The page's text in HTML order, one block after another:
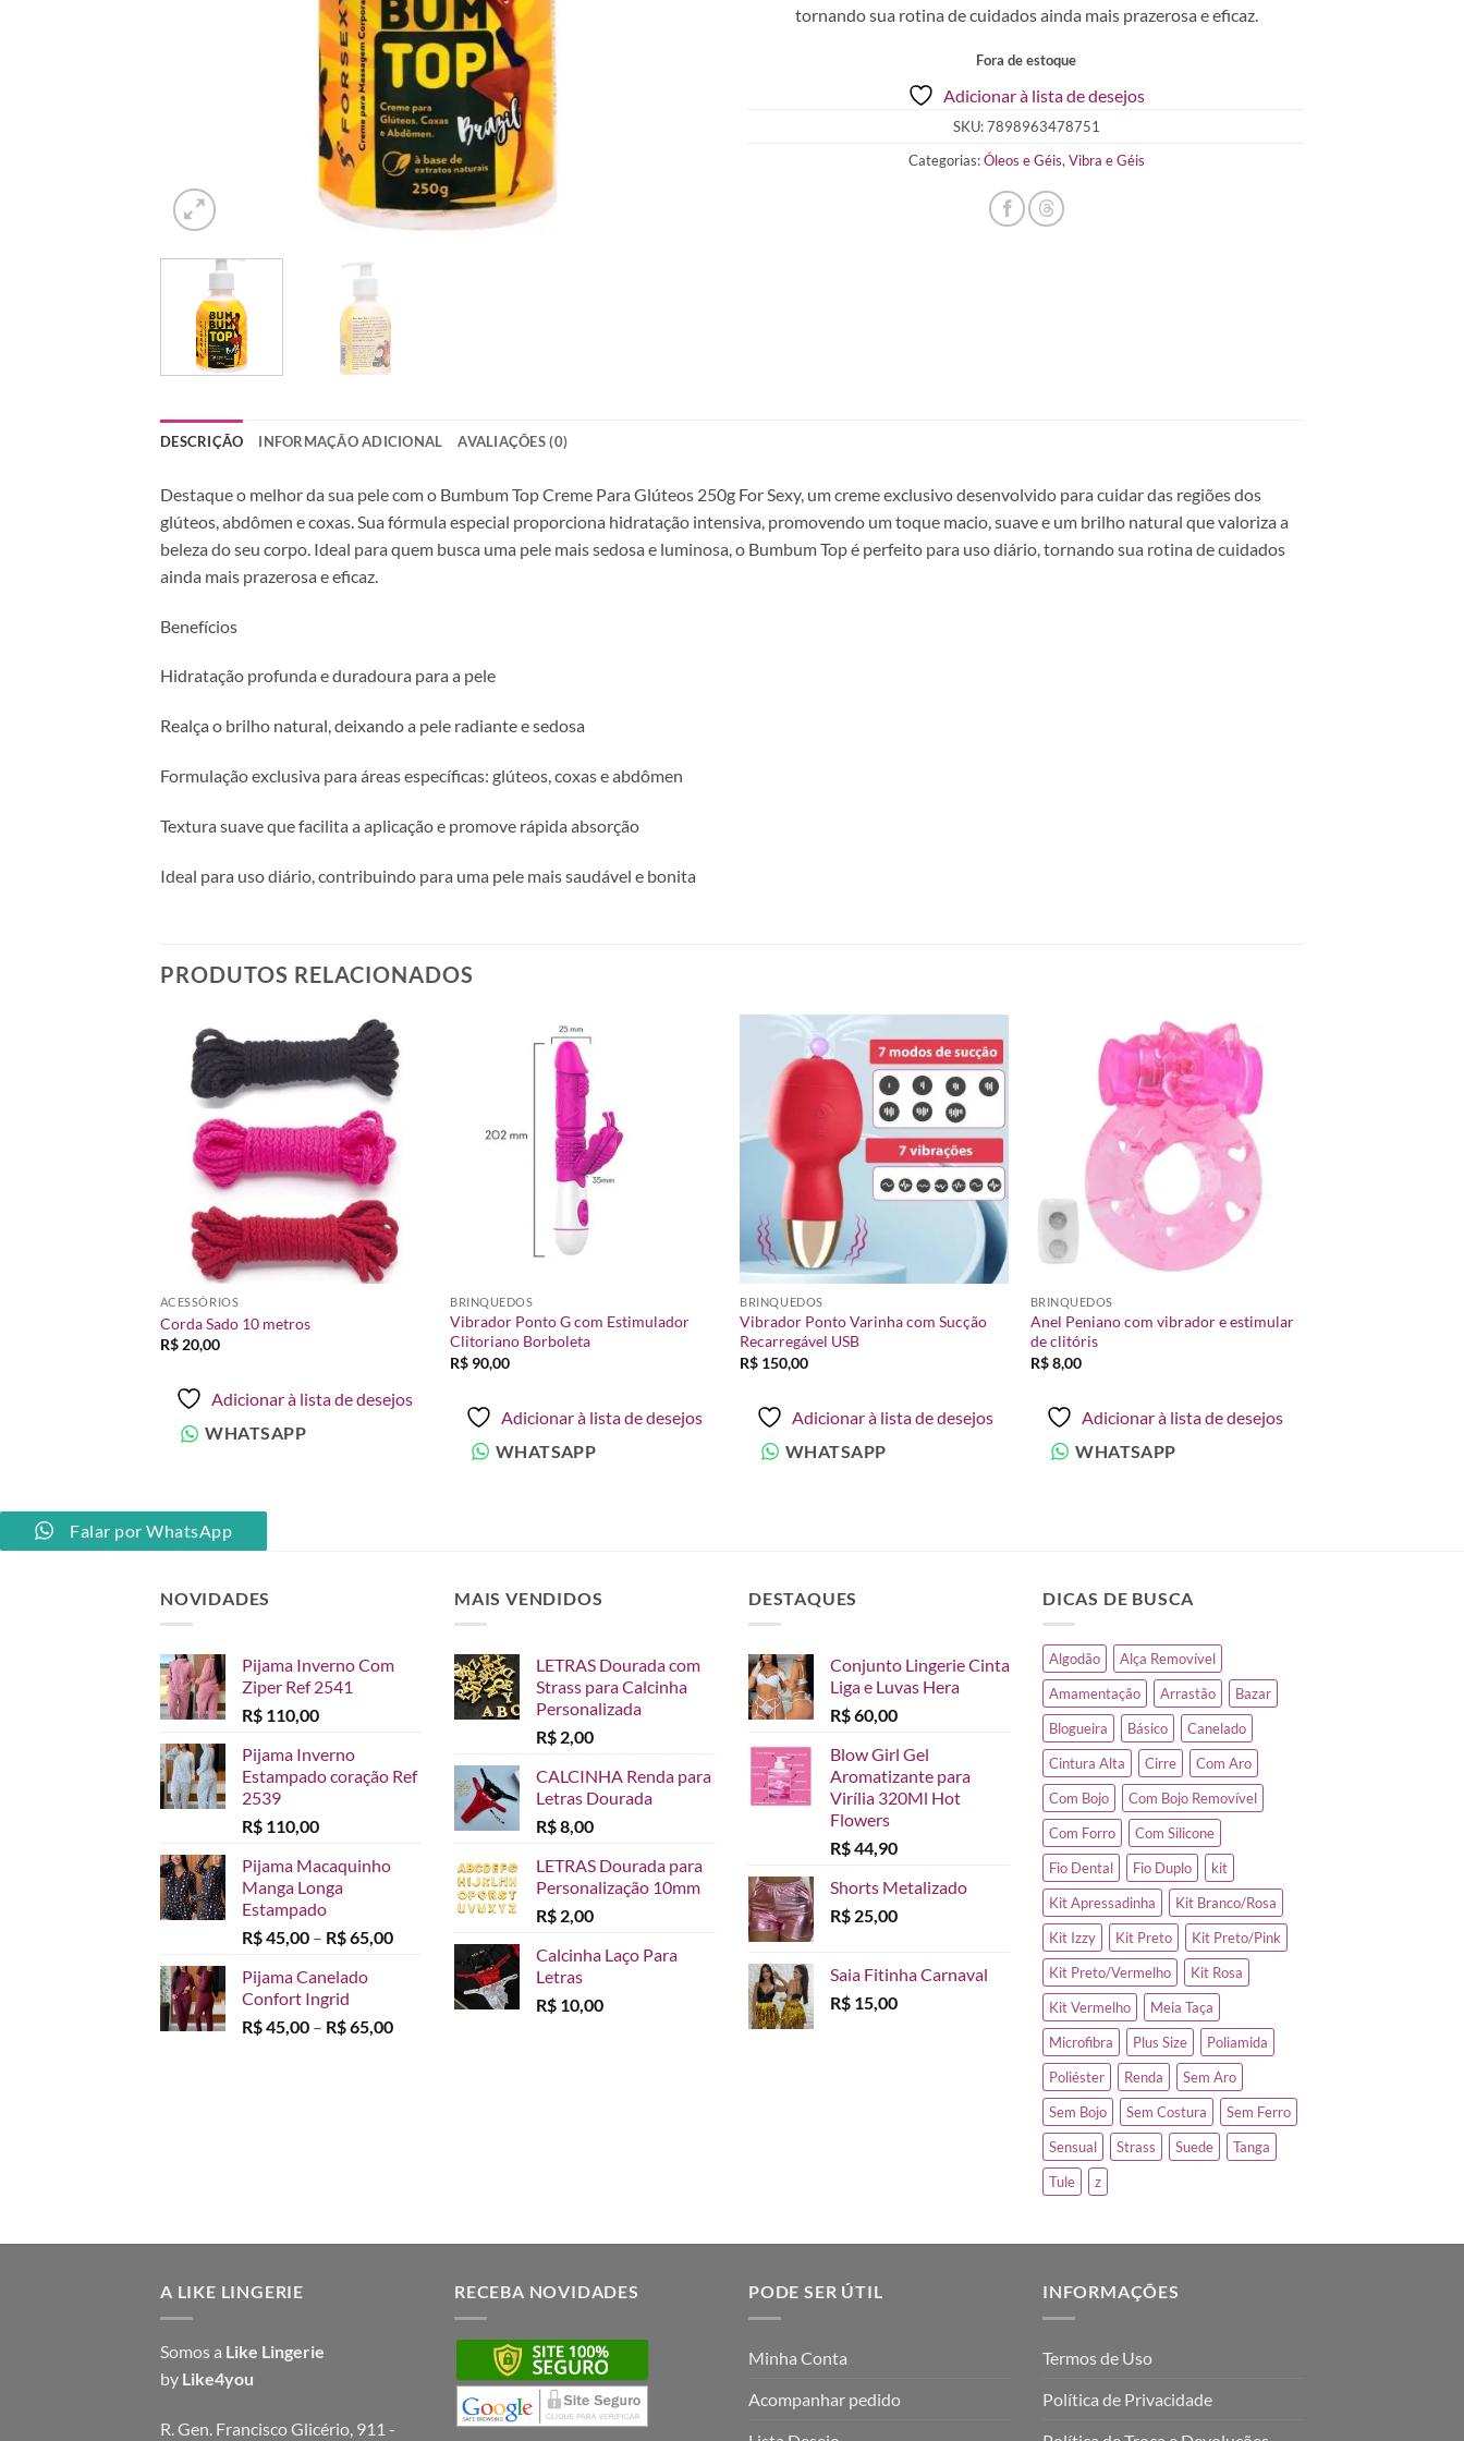
tornando sua rotina de cuidados ainda mais prazerosa e eficaz.
Fora de estoque
Adicionar à lista de desejos
SKU:7898963478751
Categorias:Óleos e Géis,Vibra e Géis
DESCRIÇÃO INFORMAÇÃO ADICIONAL AVALIAÇÕES (0)
Destaque o melhor da sua pele com o Bumbum Top Creme Para Glúteos 250g For Sexy, um creme exclusivo desenvolvido para cuidar das regiões dos
glúteos, abdômen e coxas. Sua fórmula especial proporciona hidratação intensiva, promovendo um toque macio, suave e um brilho natural que valoriza a
beleza do seu corpo. Ideal para quem busca uma pele mais sedosa e luminosa, o Bumbum Top é perfeito para uso diário, tornando sua rotina de cuidados
ainda mais prazerosa e eficaz.
Benefícios
Hidratação profunda e duradoura para a pele
Realça o brilho natural, deixando a pele radiante e sedosa
Formulação exclusiva para áreas específicas: glúteos, coxas e abdômen
Textura suave que facilita a aplicação e promove rápida absorção
Ideal para uso diário, contribuindo para uma pele mais saudável e bonita
PRODUTOS RELACIONADOS
Adicionar
à lista de
desejos
ACESSÓRIOS
Corda Sado 10 metros
R$20,00
Adicionar à lista de desejos
WHATSAPP
BRINQUEDOS
Vibrador Ponto G com Estimulador
Clitoriano Borboleta
R$ 90,00
Adicionar à lista de desejos
WHATSAPP
Adicionar
à lista de
desejos
BRINQUEDOS
Vibrador Ponto Varinha com Sucção
Recarregável USB
R$ 150,00
Adicionar à lista de desejos
WHATSAPP
à lista de
desejos
BRINQUEDOS
Anel Peniano com vibrador e estimular
de clitóris
R$8,00
Adicionar à lista de desejos
WHATSAPP
Falar por WhatsApp
NOVIDADES
Pijama Inverno Com
Ziper Ref 2541
R$ 110,00
Pijama Inverno
Estampado coração Ref
2539
R$ 110,00
Pijama Macaquinho
Manga Longa
Estampado
R$45,00 – R$65,00Faixa
R$ 45,00
através
Pijama Canelado
Confort Ingrid
R$45,00 – R$65,00Faixa
MAIS VENDIDOS
LETRAS Dourada com
Strass para Calcinha
Personalizada
R$ 2,00
CALCINHA Renda para
Letras Dourada
R$8,00
LETRAS Dourada para
Personalização 10mm
R$ 2,00
Calcinha Laço Para
Letras
R$ 10,00
DESTAQUES
Conjunto Lingerie Cinta
Liga e Luvas Hera
R$60,00
Blow Girl Gel
Aromatizante para
Virília 320Ml Hot
Flowers
R$44,90
Shorts Metalizado
R$ 25,00
Saia Fitinha Carnaval
R$ 15,00
DICAS DE BUSCA
Algodão
Alça Removível
Amamentação
Arrastão
Bazar
Blogueira
Básico
Canelado
Cintura Alta
Cirre
Com Aro
Com Bojo
Com Bojo Removível
Com Forro
Com Silicone
Fio Dental
Fio Duplo
kit
Kit Apressadinha
Kit Branco/Rosa
Kit Izzy
Kit Preto
Kit Preto/Pink
Kit Preto/Vermelho
Kit Rosa
Kit Vermelho
Meia Taça
Microfibra
Plus Size
Poliamida
Poliéster
Renda
Sem Aro
Sem Bojo
Sem Costura
Sem Ferro
Sensual
Strass Suede
Tanga
Tule
z
A LIKE LINGERIE
Somos a Like Lingerie
by Like4you
R. Gen. Francisco Glicério, 911 -
RECEBA NOVIDADES PODE SER ÚTIL
Minha Conta
Acompanhar pedido
INFORMAÇÕES
Termos de Uso
Política de Privacidade